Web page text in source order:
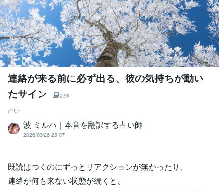
連絡が来る前に必ず出る、彼の気持ちが動い
たサイン
記事
占い
波 ミルハ｜本音を翻訳する占い師
2026/03/28 23:07
既読はつくのにずっとリアクションが無かったり、
連絡が何も来ない状態が続くと、